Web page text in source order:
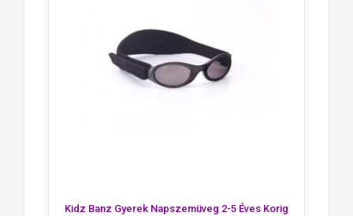
Kidz Banz Gyerek Napszemüveg 2-5 Éves Korig